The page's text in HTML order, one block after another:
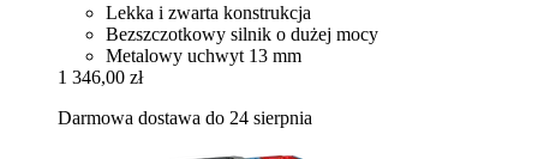
Lekka i zwarta konstrukcja
Bezszczotkowy silnik o dużej mocy
Metalowy uchwyt 13 mm
1 346,00 zł
Darmowa dostawa do 24 sierpnia